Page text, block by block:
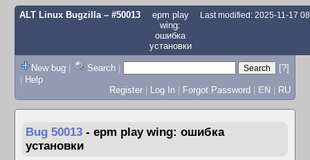
ALT Linux Bugzilla– #50013
epm play
wing:
ошибка
установки
Last modified: 2025-11-17
New bug | Search |
[?]
| Help
Register | Log In | Forgot Password | EN | RU
Bug 50013 - epm play wing: ошибка
установки